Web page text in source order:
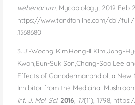
weberianum, Mycobiology, 2019 Feb
https://www.tandfonline.com/doi/full/
.1568680
3. Ji-Woong Kim,Hong-Il Kim,Jong-
Kwon,Eun-Suk Son,Chang-Soo Lee
Effects of Ganodermanondiol, a New
Inhibitor from the Medicinal
Int. J. Mol. Sci. 2016 17(11), 1798,